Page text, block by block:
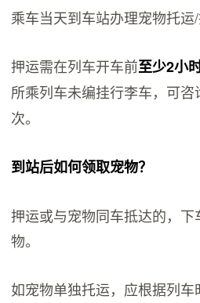
乘车当天到车站办理宠物托运/
押运需在列车开车前至少2小
所乘列车未编挂行李车，可咨
次。
到站后如何领取宠物？
押运或与宠物同车抵达的，
物。
如宠物单独托运，应根据列